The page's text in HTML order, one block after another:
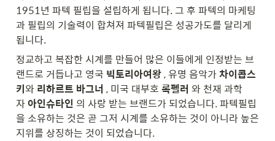
1951년 파텍 필립을 설립하게 됩니다. 그 후 파텍의 마케팅
과 필립의 기술력이 합쳐져 파텍필립은 성공가도를 달리게
됩니다.
정교하고 복잡한 시계를 만들어 많은 이들에게 인정받는 브
랜드로 거듭나고 영국 빅토리아여왕 , 유명 음악가 차이콥스
키와 리하르트 바그너 , 미국 대부호 록펠러 와 천재 과학
자 아인슈타인 의 사랑 받는 브랜드가 되었습니다. 파텍필립
을 소유하는 것은 곧 그저 시계를 소유하는 것이 아니라 높은
지위를 상징하는 것이 되었습니다.